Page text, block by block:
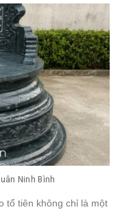
Ninh Bình
tổ tiên không chỉ là một